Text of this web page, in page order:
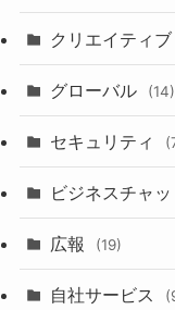
クリエイティブ
グローバル (14)
セキュリティ
ビジネスチャッ
広報 (19)
自社サービス